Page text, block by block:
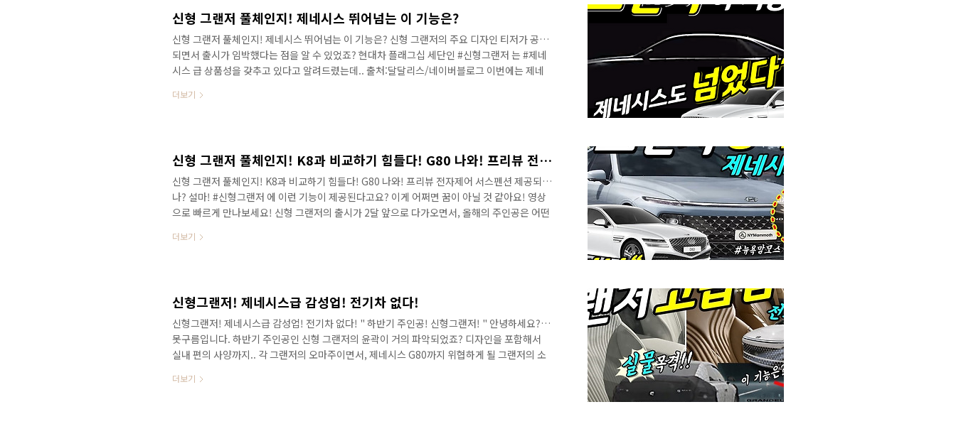
신형 그랜저 풀체인지! 제네시스 뛰어넘는 이 기능은?
신형 그랜저 풀체인지! 제네시스 뛰어넘는 이 기능은? 신형 그랜저의 주요 디자인 티저가 공개
되면서 출시가 임박했다는 점을 알 수 있었죠? 현대차 플래그십 세단인 #신형그랜저 는 #제네
시스 급 상품성을 갖추고 있다고 알려드렸는데.. 출처:달달리스/네이버블로그 이번에는 제네
드릴게요! 영상으로 가정 먼저 만나보세요! 안녕하세요? 연못구름입니다. 올해의 주인공이면
더보기
신형 그랜저 풀체인지! K8과 비교하기 힘들다! G80 나와! 프리뷰 전자제어 서스펜션 제공되나?
신형 그랜저 풀체인지! K8과 비교하기 힘들다! G80 나와! 프리뷰 전자제어 서스펜션 제공되
나? 설마! #신형그랜저 에 이런 기능이 제공된다고요? 이게 어쩌면 꿈이 아닐 것 같아요! 영상
으로 빠르게 만나보세요! 신형 그랜저의 출시가 2달 앞으로 다가오면서, 올해의 주인공은 어떤
는 감성 수준이 크게 높아졌다고 알려드렸죠? #현대차 의 #플래그십세단 으로 #기아K8 과 차
더보기
신형그랜저! 제네시스급 감성업! 전기차 없다!
신형그랜저! 제네시스급 감성업! 전기차 없다! " 하반기 주인공! 신형그랜저! " 안녕하세요? 연
못구름입니다. 하반기 주인공인 신형 그랜저의 윤곽이 거의 파악되었죠? 디자인을 포함해서
실내 편의 사양까지.. 각 그랜저의 오마주이면서, 제네시스 G80까지 위협하게 될 그랜저의 소
빠르게 만나보세요! 현재 도로에서 주행 중인 테스트 차량은 위장막 커버가 가려져 있는 상태
더보기